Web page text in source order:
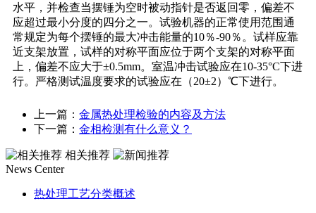
水平，并检查当摆锤为空时被动指针是否返回零，偏差不
应超过最小分度的四分之一。试验机器的正常使用范围通
常规定为每个摆锤的最大冲击能量的10％-90％。试样应靠
近支架放置，试样的对称平面应位于两个支架的对称平面
上，偏差不应大于±0.5mm。室温冲击试验应在10-35°C下进
行。严格测试温度要求的试验应在（20±2）℃下进行。
上一篇： 金属热处理检验的内容及方法
下一篇： 金相检测有什么意义？
相关推荐
News Center
热处理工艺分类概述